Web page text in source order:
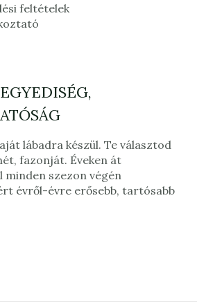
feltételek
lábadra készül. Te választod
fazonját. Éveken át
szezon végén
évről-évre erősebb, tartósabb